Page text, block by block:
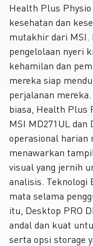
Health Plus
kesehatan dan
mutakhir dari MSI.
pengelolaan nyeri
kehamilan dan
mereka siap
perjalanan
biasa, Health Plus
MSI MD271UL dan
operasional harian
menawarkan
visual yang jernih
analisis. Teknologi
mata selama
itu, Desktop PRO
andal dan kuat
serta opsi storage